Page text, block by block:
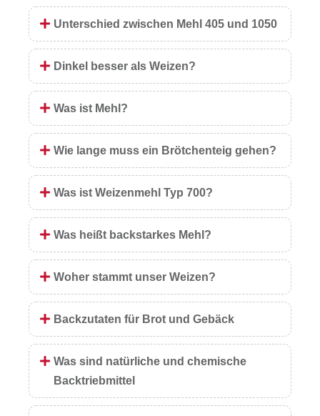
Unterschied zwischen Mehl 405 und 1050
Dinkel besser als Weizen?
Was ist Mehl?
Wie lange muss ein Brötchenteig gehen?
Was ist Weizenmehl Typ 700?
Was heißt backstarkes Mehl?
Woher stammt unser Weizen?
Backzutaten für Brot und Gebäck
Was sind natürliche und chemische
Backtriebmittel